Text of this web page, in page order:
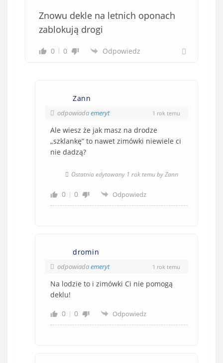
Znowu dekle na letnich oponach
zablokują drogi
0 0 Odpowiedz
Zann
odpowiadaemeryt 1 rok temu
Ale wiesz że jak masz na drodze
„szklankę” to nawet zimówki niewiele ci
nie dadzą?
Ostatnio edytowany 1 rok temu by Zann
0 0 Odpowiedz
dromin
odpowiadaemeryt 1 rok temu
Na lodzie to i zimówki Ci nie pomogą
deklu!
0
0 Odpowiedz